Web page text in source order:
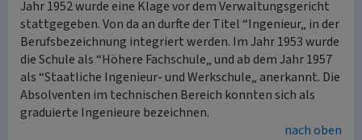
Jahr 1952 wurde eine Klage vor dem Verwaltungsgericht
stattgegeben. Von da an durfte der Titel “Ingenieur„ in der
Berufsbezeichnung integriert werden. Im Jahr 1953 wurde
die Schule als “Höhere Fachschule„ und ab dem Jahr 1957
als “Staatliche Ingenieur- und Werkschule„ anerkannt. Die
Absolventen im technischen Bereich konnten sich als
graduierte Ingenieure bezeichnen.
nach oben